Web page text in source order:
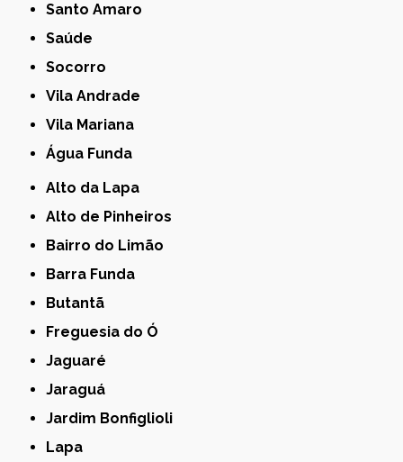
Santo Amaro
Saúde
Socorro
Vila Andrade
Vila Mariana
Água Funda
Alto da Lapa
Alto de Pinheiros
Bairro do Limão
Barra Funda
Butantã
Freguesia do Ó
Jaguaré
Jaraguá
Jardim Bonfiglioli
Lapa